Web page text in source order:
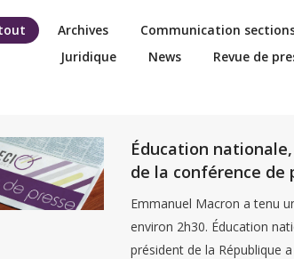
Archives Communication
Juridique
News Revue de
Éducation
de la conférence de
Emmanuel Macron a tenu
environ 2h30. Éducation
président de la République